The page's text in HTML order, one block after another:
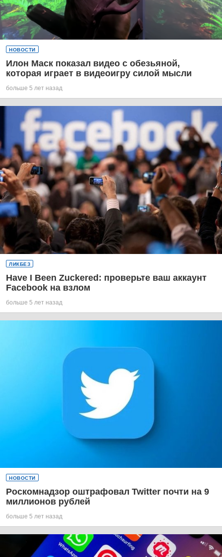
НОВОСТИ
Илон Маск показал видео с обезьяной,
которая играет в видеоигру силой мысли
больше 5 лет назад
ЛИКБЕЗ
Have I Been Zuckered: проверьте ваш аккаунт
Facebook на взлом
больше 5 лет назад
НОВОСТИ
Роскомнадзор оштрафовал Twitter почти на 9
миллионов рублей
больше 5 лет назад